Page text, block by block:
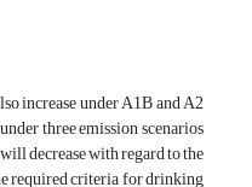
increase under A1B and A2
three emission scenarios
decrease with regard to the
required criteria for drinking